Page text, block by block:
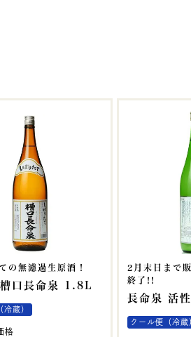
の無濾過生原酒！
口長命泉 1.8L
冷蔵）
格
2月末日まで
終了!!
長命泉 活
クール便（冷蔵